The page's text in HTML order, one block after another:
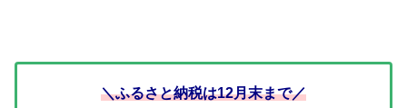
＼ふるさと納税は12月末まで／